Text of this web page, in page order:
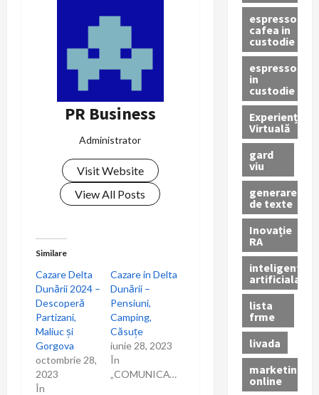
PR Business
Administrator
Visit Website
View All Posts
Similare
Cazare Delta
Dunării 2024 –
Descoperă
Partizani,
Maliuc și
Gorgova
octombrie 28,
2023
În
Cazare in Delta
Dunării –
Pensiuni,
Camping,
Căsuțe
iunie 28, 2023
În
„COMUNICAT”
espressor
cafea in
custodie
espressor
in
custodie
Experiență
Virtuală
gard
viu
generare
de texte
Inovație
RA
inteligenta
artificiala
lista
frme
livada
marketing
online